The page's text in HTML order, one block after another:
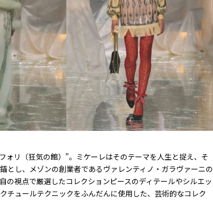
ォリ（狂気の館）”。ミケーレはそのテーマを人生と捉え、そ
とし、メゾンの創業者であるヴァレンティノ・ガラヴァーニの
の視点で厳選したコレクションピースのディテールやシルエッ
チュールテクニックをふんだんに使用した、芸術的なコレク